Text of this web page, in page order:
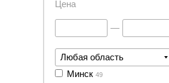
Цена
—
Любая область
Минск 49